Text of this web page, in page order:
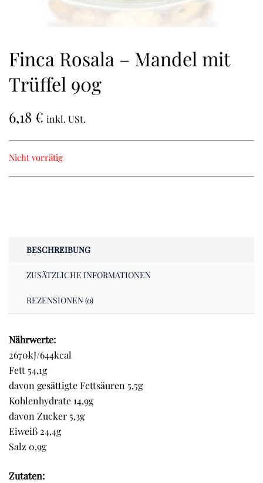
Finca Rosala – Mandel mit
Trüffel 90g
6,18€ inkl. USt.
Nicht vorrätig
BESCHREIBUNG
ZUSÄTZLICHE INFORMATIONEN
REZENSIONEN (0)
Nährwerte:
2670kJ/644kcal
Fett 54,1g
davon gesättigte Fettsäuren 5,5g
Kohlenhydrate 14,9g
davon Zucker 5,3g
Eiweiß 24,4g
Salz 0,9g
Zutaten: